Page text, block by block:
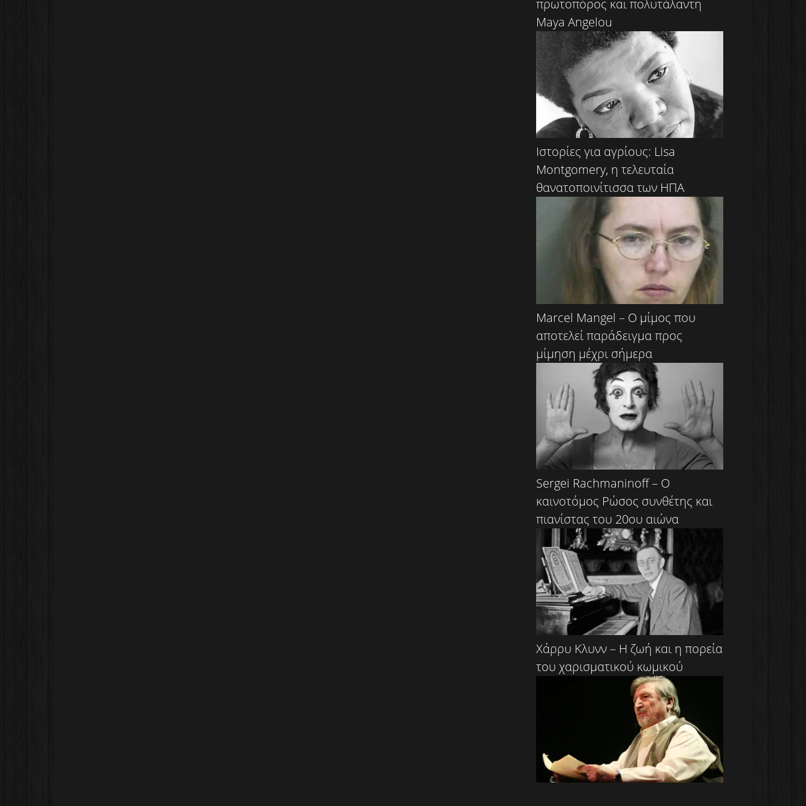
πρωτοπόρος και πολυτάλαντη
Maya Angelou
Ιστορίες για αγρίους: Lisa
Montgomery, η τελευταία
θανατοποινίτισσα των ΗΠΑ
Marcel Mangel – Ο μίμος που
αποτελεί παράδειγμα προς
μίμηση μέχρι σήμερα
Sergei Rachmaninoff – Ο
καινοτόμος Ρώσος συνθέτης και
πιανίστας του 20ου αιώνα
Χάρρυ Κλυνν – Η ζωή και η πορεία
του χαρισματικού κωμικού